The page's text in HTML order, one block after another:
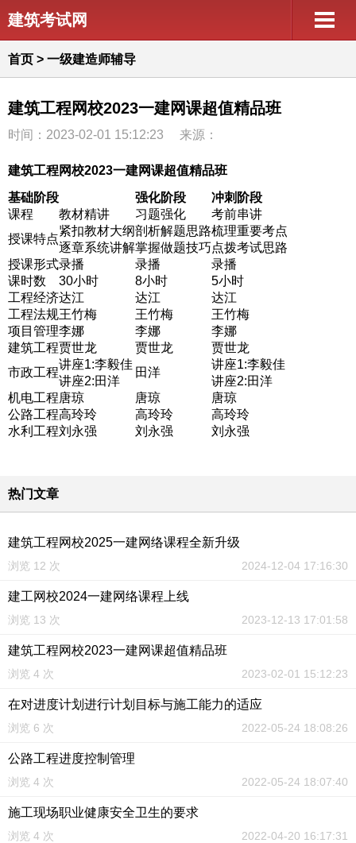
建筑考试网
首页 > 一级建造师辅导
建筑工程网校2023一建网课超值精品班
时间：2023-02-01 15:12:23 来源：
建筑工程网校2023一建网课超值精品班
基础阶段
强化阶段
冲刺阶段
课程
教材精讲 习题强化
考前串讲
授课特点
紧扣教材大纲
逐章系统讲解
剖析解题思路
掌握做题技巧
梳理重要考点
点拨考试思路
授课形式录播 录播
录播
课时数
30小时 8小时
5小时
工程经济达江 达江
达江
工程法规王竹梅 王竹梅
王竹梅
项目管理李娜 李娜
李娜
建筑工程贾世龙 贾世龙
贾世龙
市政工程
讲座1:李毅佳
讲座2:田洋
田洋
讲座1:李毅佳
讲座2:田洋
机电工程唐琼 唐琼
唐琼
公路工程高玲玲 高玲玲
高玲玲
水利工程刘永强 刘永强 刘永强
热门文章
建筑工程网校2025一建网络课程全新升级
浏览 12 次 2024-12-04 17:16:30
建工网校2024一建网络课程上线
浏览 13 次 2023-12-13 17:01:58
建筑工程网校2023一建网课超值精品班
浏览 4 次 2023-02-01 15:12:23
在对进度计划进行计划目标与施工能力的适应
浏览 6 次 2022-05-24 18:08:26
公路工程进度控制管理
浏览 4 次 2022-05-24 18:07:40
施工现场职业健康安全卫生的要求
浏览 4 次 2022-04-20 16:17:31